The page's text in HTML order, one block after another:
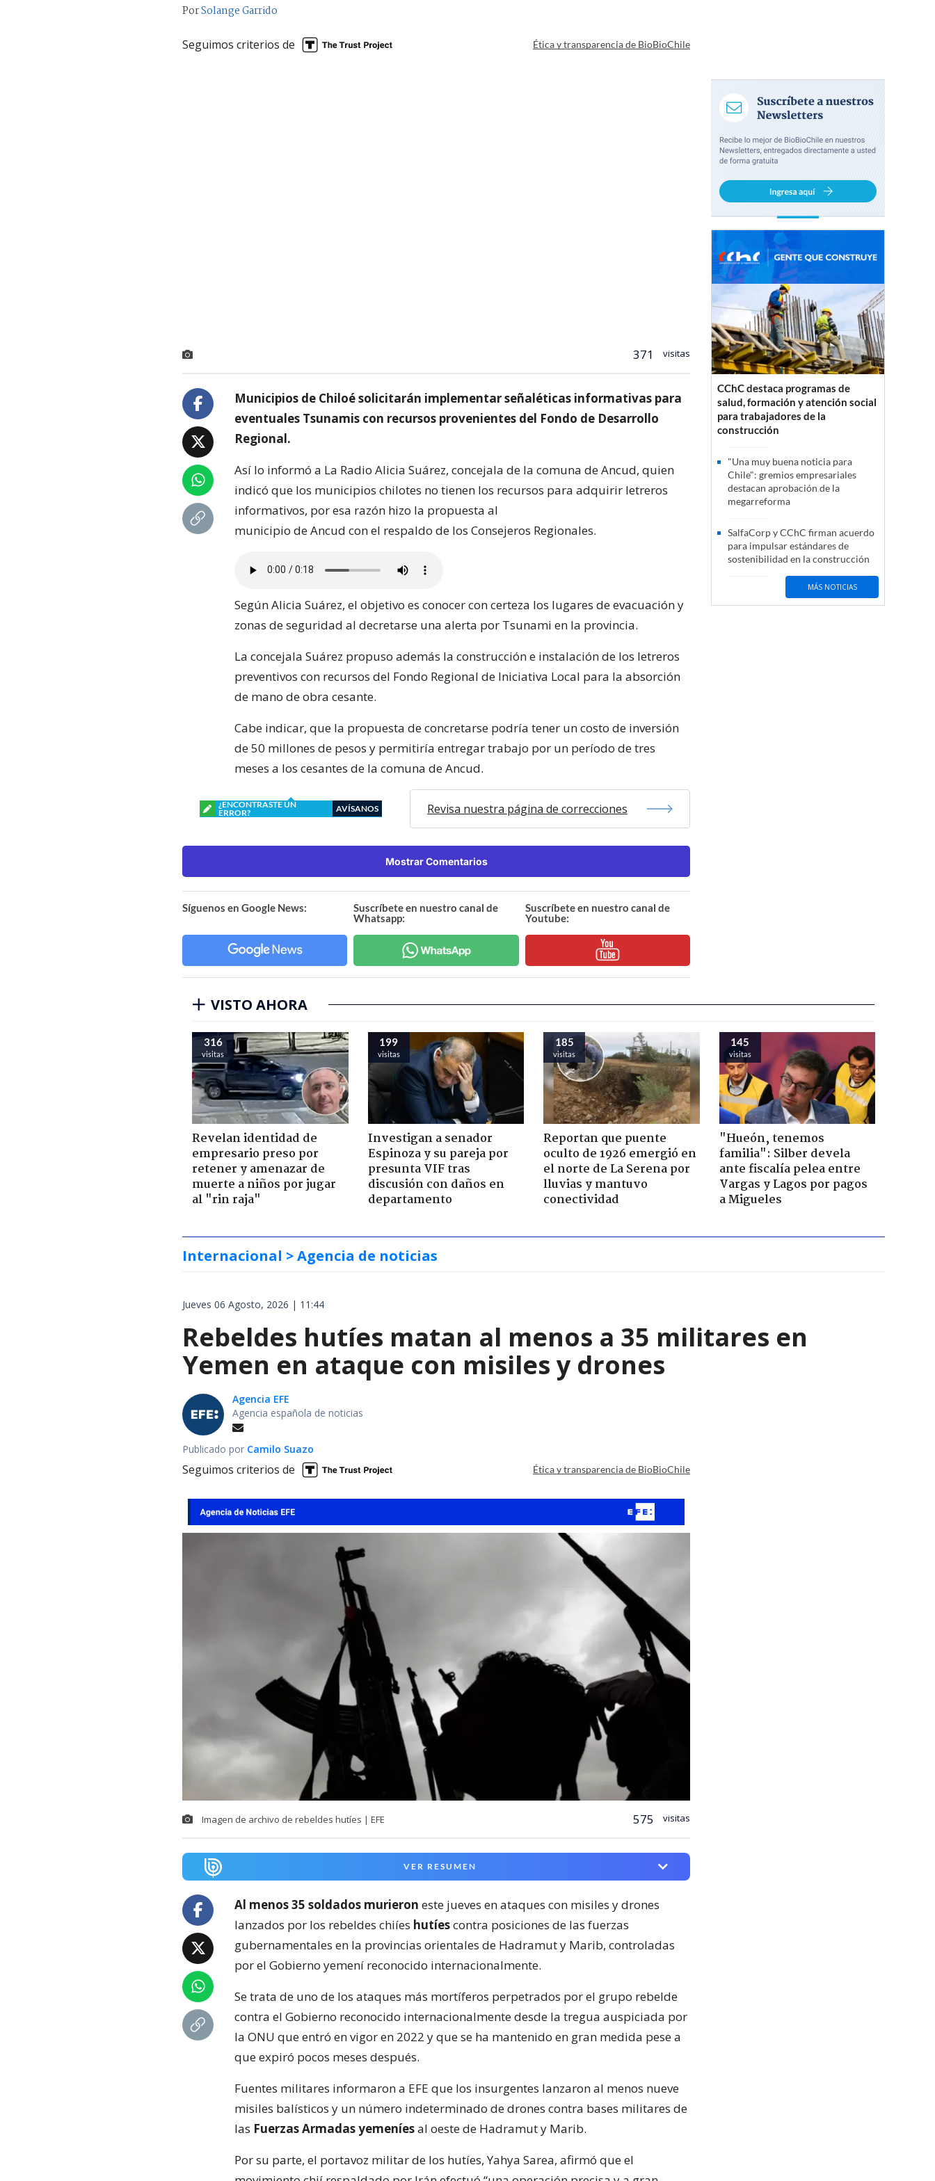
PorSolange Garrido
Seguimos criterios de Ética y transparencia de BioBioChile
371 visitas
Municipios de Chiloé solicitarán implementar señaléticas informativas para
eventuales Tsunamis con recursos provenientes del Fondo de Desarrollo
Regional.
Así lo informó a La Radio Alicia Suárez, concejala de la comuna de Ancud, quien
indicó que los municipios chilotes no tienen los recursos para adquirir letreros
informativos, por esa razón hizo la propuesta al
municipio de Ancud con el respaldo de los Consejeros Regionales.
Según Alicia Suárez, el objetivo es conocer con certeza los lugares de evacuación y
zonas de seguridad al decretarse una alerta por Tsunami en la provincia.
La concejala Suárez propuso además la construcción e instalación de los letreros
preventivos con recursos del Fondo Regional de Iniciativa Local para la absorción
de mano de obra cesante.
Cabe indicar, que la propuesta de concretarse podría tener un costo de inversión
de 50 millones de pesos y permitiría entregar trabajo por un período de tres
meses a los cesantes de la comuna de Ancud.
¿ENCONTRASTE UN
ERROR?
AVÍSANOS Revisa nuestra página de correcciones
Mostrar Comentarios
Síguenos en Google News:
Suscríbete en nuestro canal de
Whatsapp:
Suscríbete en nuestro canal de
Youtube:
CChC destaca programas de
salud, formación y atención social
para trabajadores de la
construcción
"Una muy buena noticia para
Chile": gremios empresariales
destacan aprobación de la
megarreforma
SalfaCorp y CChC firman acuerdo
para impulsar estándares de
sostenibilidad en la construcción
MÁS NOTICIAS
VISTO AHORA
316
visitas
Revelan identidad de
empresario preso por
retener y amenazar de
muerte a niños por jugar
al "rin raja"
199
visitas
Investigan a senador
Espinoza y su pareja por
presunta VIF tras
discusión con daños en
departamento
185
visitas
Reportan que puente
oculto de 1926 emergió en
el norte de La Serena por
lluvias y mantuvo
conectividad
145
visitas
"Hueón, tenemos
familia": Silber devela
ante fiscalía pelea entre
Vargas y Lagos por pagos
a Migueles
Internacional > Agencia de noticias
Jueves 06 Agosto, 2026 | 11:44
Rebeldes hutíes matan al menos a 35 militares en
Yemen en ataque con misiles y drones
Agencia EFE
Agencia española de noticias
Publicado por Camilo Suazo
Seguimos criterios de Ética y transparencia de BioBioChile
Imagen de archivo de rebeldes hutíes | EFE 575 visitas
VER RESUMEN
Al menos 35 soldados murieron este jueves en ataques con misiles y drones
lanzados por los rebeldes chiíes hutíescontra posiciones de las fuerzas
gubernamentales en la provincias orientales de Hadramut y Marib, controladas
por el Gobierno yemení reconocido internacionalmente.
Se trata de uno de los ataques más mortíferos perpetrados por el grupo rebelde
contra el Gobierno reconocido internacionalmente desde la tregua auspiciada por
la ONU que entró en vigor en 2022 y que se ha mantenido en gran medida pese a
que expiró pocos meses después.
Fuentes militares informaron a EFE que los insurgentes lanzaron al menos nueve
misiles balísticos y un número indeterminado de drones contra bases militares de
las Fuerzas Armadas yemeníesal oeste de Hadramut y Marib.
Por su parte, el portavoz militar de los hutíes, Yahya Sarea, afirmó que el